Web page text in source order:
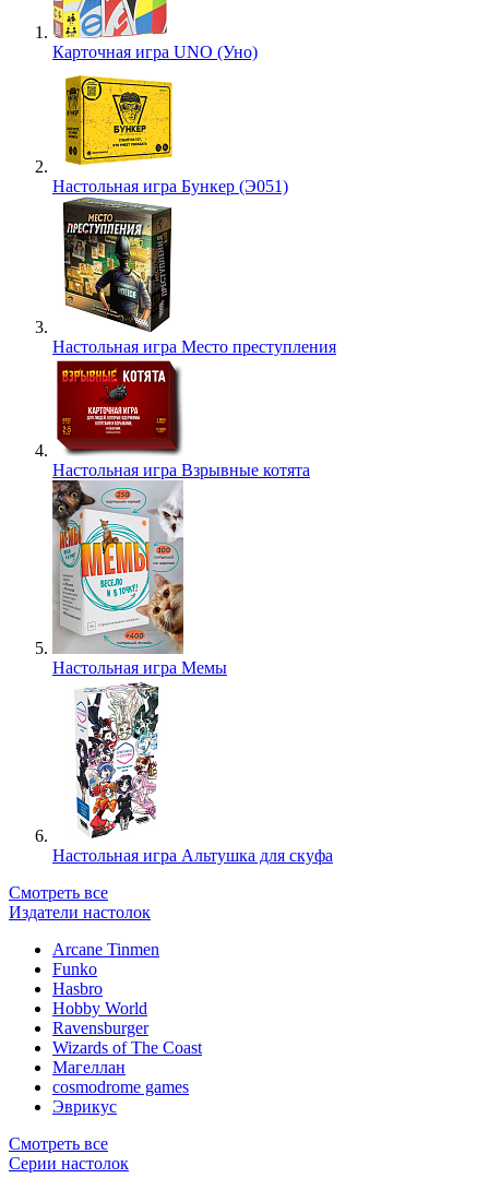
Карточная игра UNO (Уно)
Настольная игра Бункер (Э051)
Настольная игра Место преступления
Настольная игра Взрывные котята
Настольная игра Мемы
Настольная игра Альтушка для скуфа
Смотреть все
Издатели настолок
Arcane Tinmen
Funko
Hasbro
Hobby World
Ravensburger
Wizards of The Coast
Магеллан
сosmodrome games
Эврикус
Смотреть все
Серии настолок